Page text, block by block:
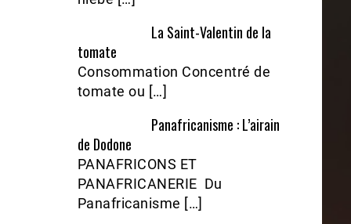
La Saint-Valentin de la
tomate
Consommation Concentré de
tomate ou […]
Panafricanisme : L’airain
de Dodone
PANAFRICONS ET
PANAFRICANERIE Du
Panafricanisme […]